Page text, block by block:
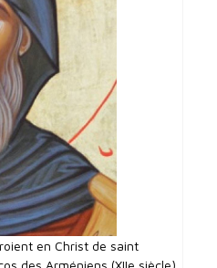
en Christ de saint